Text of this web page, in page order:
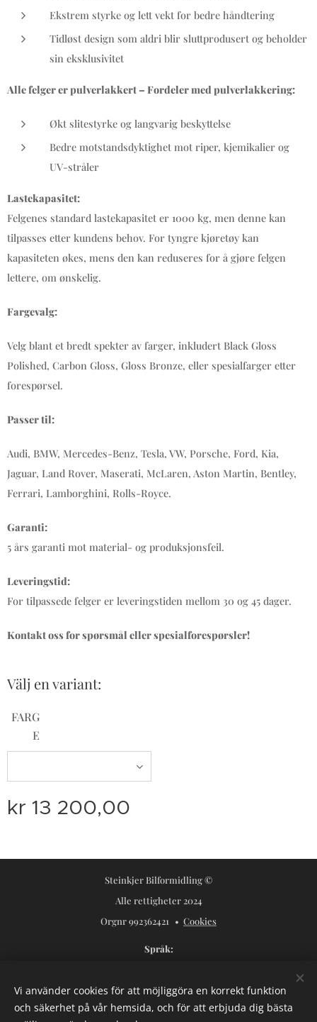
Ekstrem styrke og lett vekt for bedre håndtering
Tidløst design som aldri blir sluttprodusert og beholder
sin eksklusivitet
Alle felger er pulverlakkert – Fordeler med pulverlakkering:
Økt slitestyrke og langvarig beskyttelse
Bedre motstandsdyktighet mot riper, kjemikalier og
UV-stråler
Lastekapasitet:
Felgenes standard lastekapasitet er 1000 kg, men denne kan
tilpasses etter kundens behov. For tyngre kjøretøy kan
kapasiteten økes, mens den kan reduseres for å gjøre felgen
lettere, om ønskelig.
Fargevalg:
Velg blant et bredt spekter av farger, inkludert Black Gloss
Polished, Carbon Gloss, Gloss Bronze, eller spesialfarger etter
forespørsel.
Passer til:
Audi, BMW, Mercedes-Benz, Tesla, VW, Porsche, Ford, Kia,
Jaguar, Land Rover, Maserati, McLaren, Aston Martin, Bentley,
Ferrari, Lamborghini, Rolls-Royce.
Garanti:
5 års garanti mot material- og produksjonsfeil.
Leveringstid:
For tilpassede felger er leveringstiden mellom 30 og 45 dager.
Kontakt oss for spørsmål eller spesialforespørsler!
Välj en variant:
FARG
E
kr 13 200,00
Steinkjer Bilformidling ©
Alle rettigheter 2024
Orgnr 992362421
Cookies
Språk
Valutor
NOK kr
USD $ SEK kr
Vi använder cookies för att möjliggöra en korrekt funktion
och säkerhet på vår hemsida, och för att erbjuda dig bästa